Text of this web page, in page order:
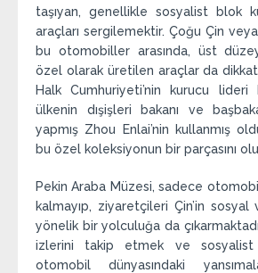
taşıyan, genellikle sosyalist blok
araçları sergilemektir. Çoğu Çin
bu otomobiller arasında, üst
özel olarak üretilen araçlar da
Halk Cumhuriyeti’nin kurucu
ülkenin dışişleri bakanı ve
yapmış Zhou Enlai’nin kullanmış
bu özel koleksiyonun bir parçasını
Pekin Araba Müzesi, sadece
kalmayıp, ziyaretçileri Çin’in
yönelik bir yolculuğa da
izlerini takip etmek ve sosyalist
otomobil dünyasındaki